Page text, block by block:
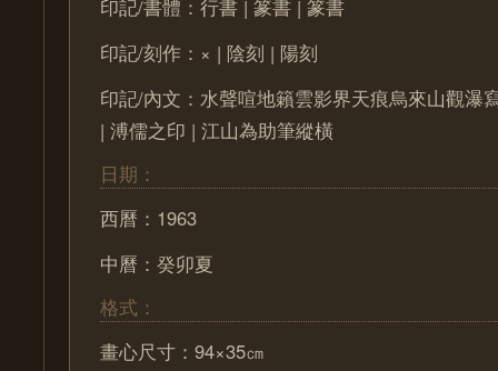
印記/書體：行書 | 篆書 | 篆書
印記/刻作：× | 陰刻 | 陽刻
印記/內文：水聲喧地籟雲影界天痕烏來山觀瀑
| 溥儒之印 | 江山為助筆縱橫
日期：
西曆：1963
中曆：癸卯夏
格式：
畫心尺寸：94×35㎝